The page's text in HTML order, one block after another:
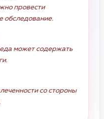
провести
обследование.
может содержать
со стороны